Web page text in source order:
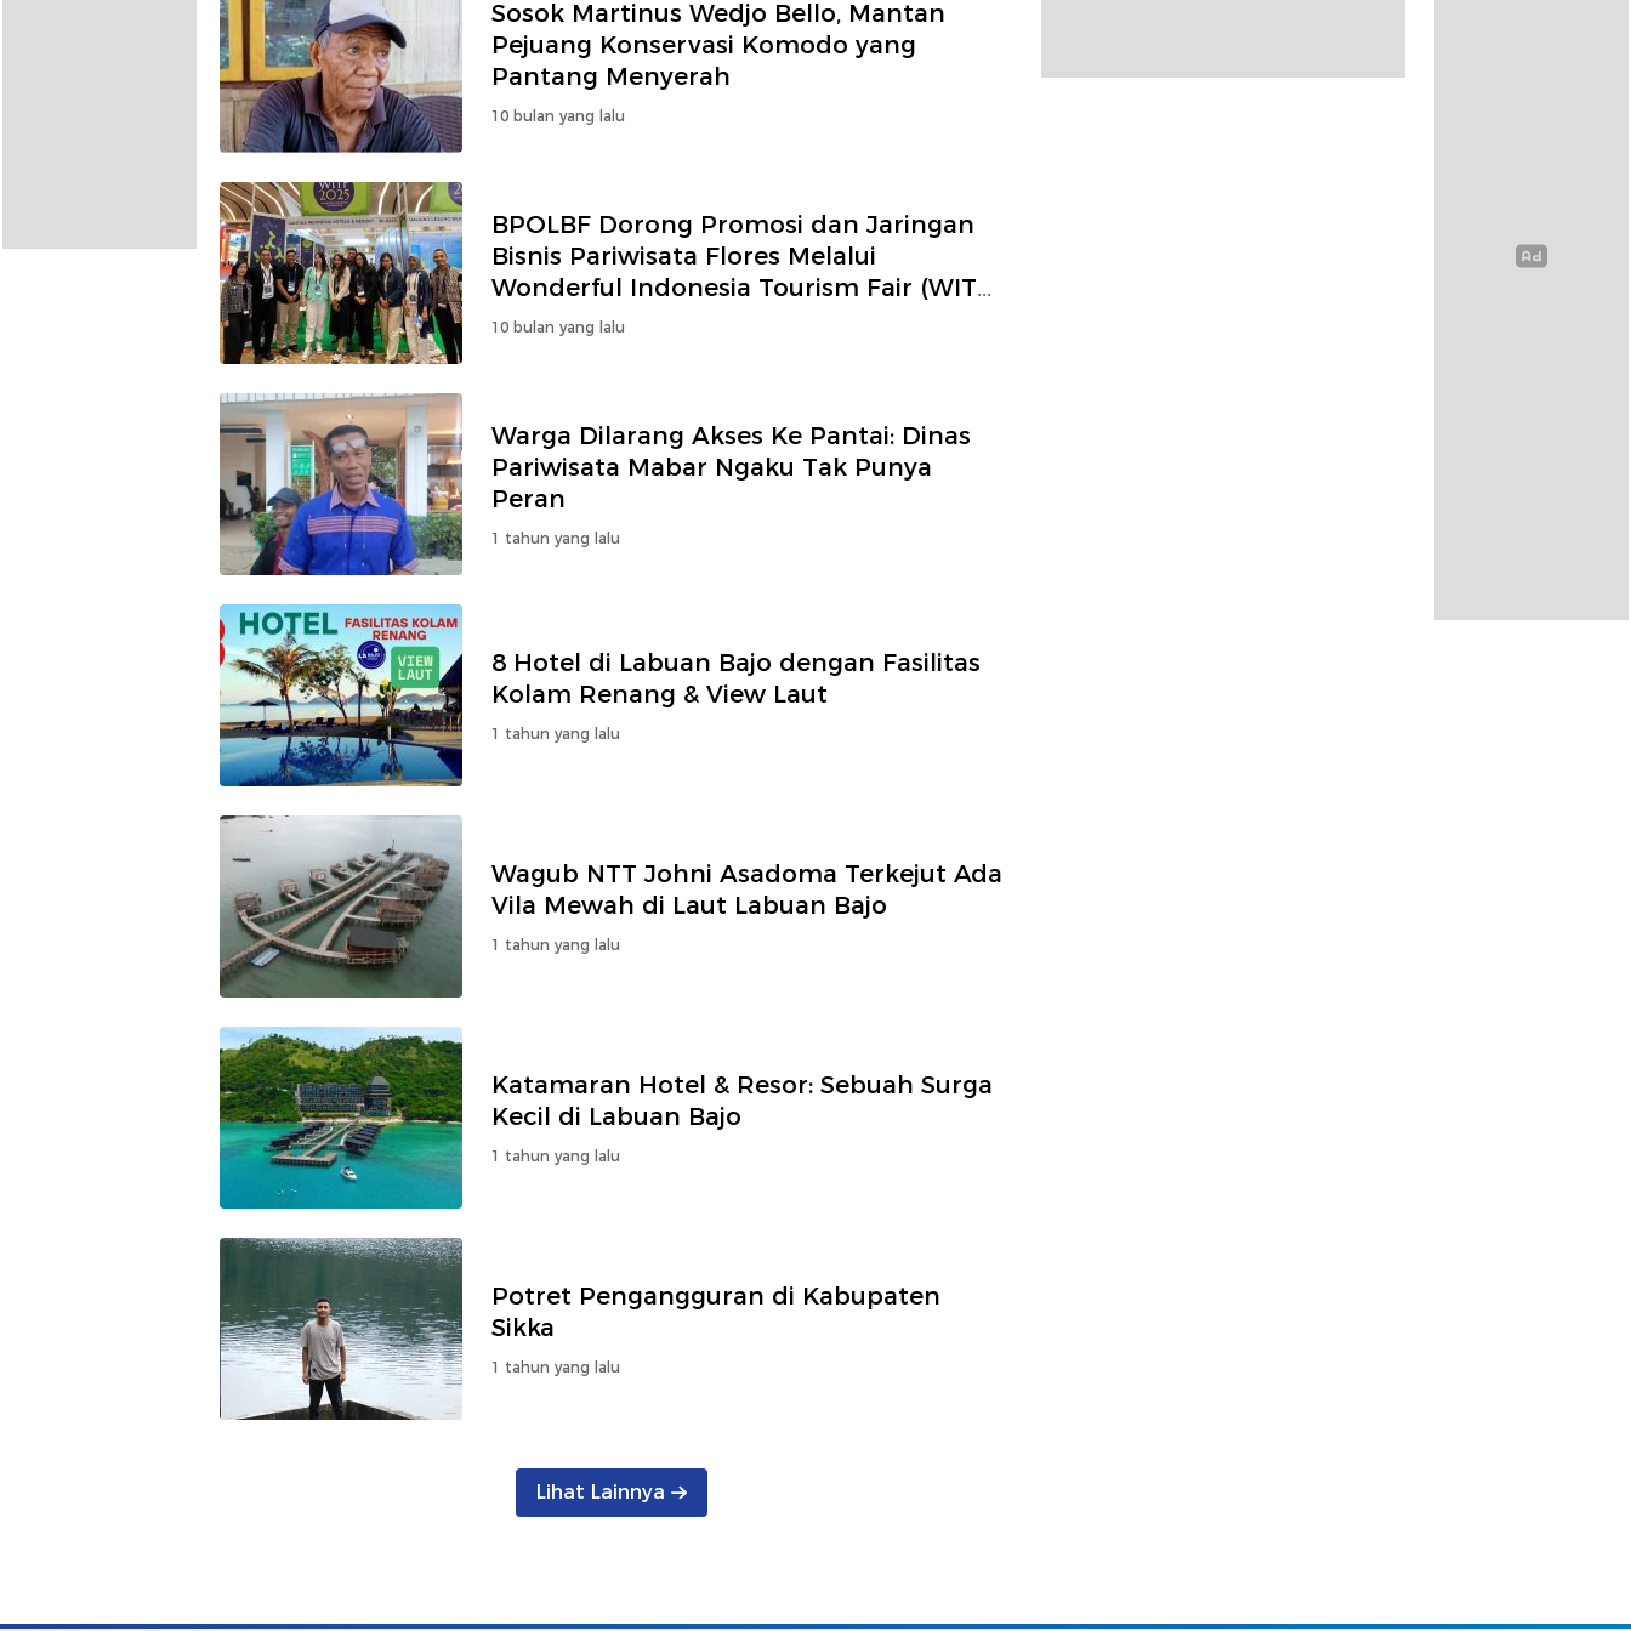
Sosok Martinus Wedjo Bello, Mantan
Pejuang Konservasi Komodo yang
Pantang Menyerah
10 bulan yang lalu
BPOLBF Dorong Promosi dan Jaringan
Bisnis Pariwisata Flores Melalui
Wonderful Indonesia Tourism Fair (WITF)
2025
10 bulan yang lalu
Warga Dilarang Akses Ke Pantai: Dinas
Pariwisata Mabar Ngaku Tak Punya
Peran
1 tahun yang lalu
8 Hotel di Labuan Bajo dengan Fasilitas
Kolam Renang & View Laut
1 tahun yang lalu
Wagub NTT Johni Asadoma Terkejut Ada
Vila Mewah di Laut Labuan Bajo
1 tahun yang lalu
Katamaran Hotel & Resor: Sebuah Surga
Kecil di Labuan Bajo
1 tahun yang lalu
Potret Pengangguran di Kabupaten
Sikka
1 tahun yang lalu
Lihat Lainnya